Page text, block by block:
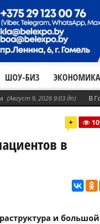
ШОУ-БИЗ ЭКОНОМИКА
(Август 9, 2026 9:03 дп) В
+
в
и большой